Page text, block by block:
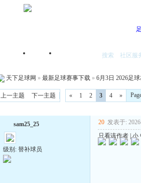
首页 搜索 社区服
天下足球网 » 最新足球赛事下载 » 6月3日 2026足
上一主题 下一主题 « 1 2 3 4 »
sam25_25
级别: 替补球员
20 发表于:
只看该作者|小